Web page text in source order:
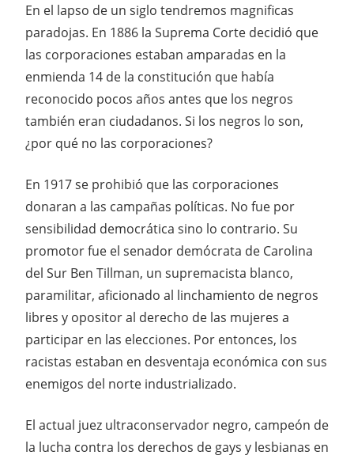
En el lapso de un siglo tendremos magnificas
paradojas. En 1886 la Suprema Corte decidió que
las corporaciones estaban amparadas en la
enmienda 14 de la constitución que había
reconocido pocos años antes que los negros
también eran ciudadanos. Si los negros lo son,
¿por qué no las corporaciones?
En 1917 se prohibió que las corporaciones
donaran a las campañas políticas. No fue por
sensibilidad democrática sino lo contrario. Su
promotor fue el senador demócrata de Carolina
del Sur Ben Tillman, un supremacista blanco,
paramilitar, aficionado al linchamiento de negros
libres y opositor al derecho de las mujeres a
participar en las elecciones. Por entonces, los
racistas estaban en desventaja económica con sus
enemigos del norte industrializado.
El actual juez ultraconservador negro, campeón de
la lucha contra los derechos de gays y lesbianas en